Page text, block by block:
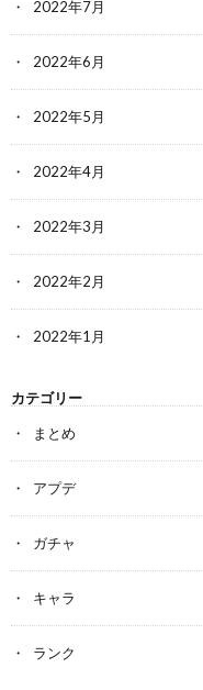
2022年7月
2022年6月
2022年5月
2022年4月
2022年3月
2022年2月
2022年1月
カテゴリー
まとめ
アプデ
ガチャ
キャラ
ランク